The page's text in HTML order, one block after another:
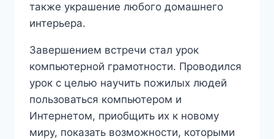
также украшение любого домашнего
интерьера.
Завершением встречи стал урок
компьютерной грамотности. Проводился
урок с целью научить пожилых людей
пользоваться компьютером и
Интернетом, приобщить их к новому
миру, показать возможности, которыми